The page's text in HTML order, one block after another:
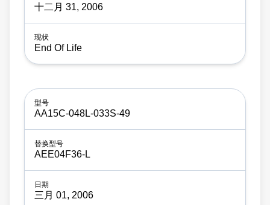
十二月 31, 2006
End Of Life
AA15C-048L-033S-49
AEE04F36-L
三月 01, 2006